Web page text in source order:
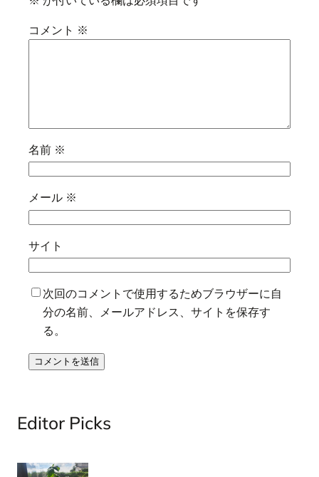
コメント ※
名前 ※
メール ※
サイト
次回のコメントで使用するためブラウザーに自
分の名前、メールアドレス、サイトを保存す
る。
Editor Picks